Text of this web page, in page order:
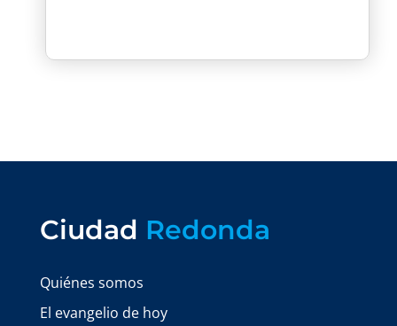
Ciudad Redonda
Quiénes somos
El evangelio de hoy